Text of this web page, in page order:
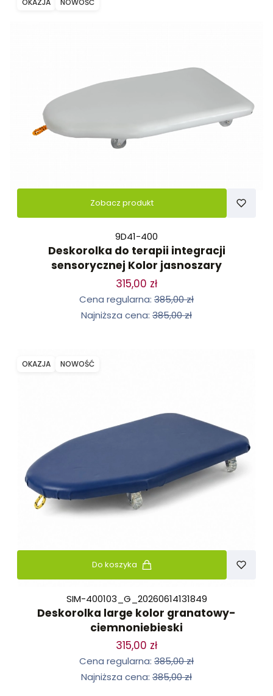
Zobacz produkt
9D41-400
Deskorolka do terapii integracji
sensorycznej Kolor jasnoszary
315,00 zł
Cena regularna: 385,00 zł
Najniższa cena: 385,00 zł
OKAZJA NOWOŚĆ
Do koszyka
SIM-400103_G_20260614131849
Deskorolka large kolor granatowy-
ciemnoniebieski
315,00 zł
Cena regularna: 385,00 zł
Najniższa cena: 385,00 zł